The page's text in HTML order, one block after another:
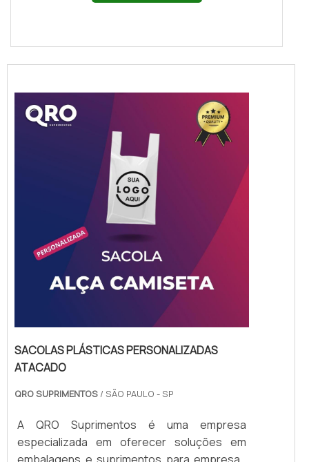
SACOLAS PLÁSTICAS PERSONALIZADAS
ATACADO
QRO SUPRIMENTOS / SÃO PAULO - SP
A QRO Suprimentos é uma empresa
especializada em oferecer soluções em